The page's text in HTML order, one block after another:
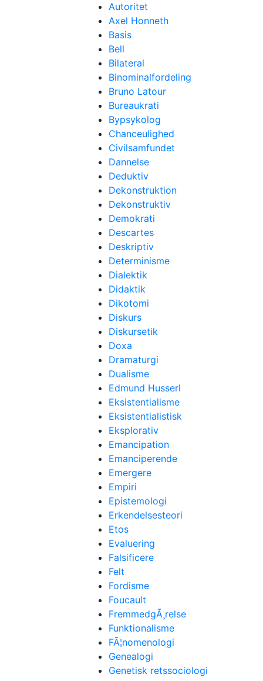
Autoritet
Axel Honneth
Basis
Bell
Bilateral
Binominalfordeling
Bruno Latour
Bureaukrati
Bypsykolog
Chanceulighed
Civilsamfundet
Dannelse
Deduktiv
Dekonstruktion
Dekonstruktiv
Demokrati
Descartes
Deskriptiv
Determinisme
Dialektik
Didaktik
Dikotomi
Diskurs
Diskursetik
Doxa
Dramaturgi
Dualisme
Edmund Husserl
Eksistentialisme
Eksistentialistisk
Eksplorativ
Emancipation
Emanciperende
Emergere
Empiri
Epistemologi
Erkendelsesteori
Etos
Evaluering
Falsificere
Felt
Fordisme
Foucault
FremmedgÃ¸relse
Funktionalisme
FÃ¦nomenologi
Genealogi
Genetisk retssociologi